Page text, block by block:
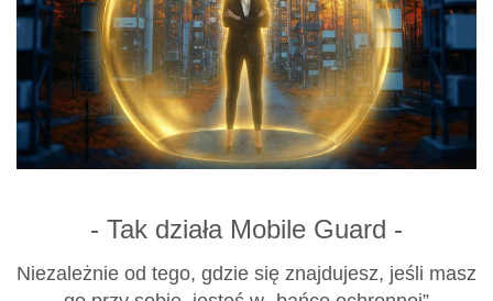
- Tak działa Mobile Guard -
Niezależnie od tego, gdzie się znajdujesz, jeśli masz